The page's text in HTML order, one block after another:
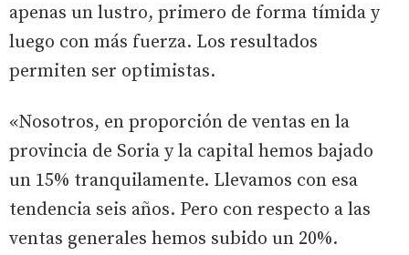
apenas un lustro, primero de forma tímida y
luego con más fuerza. Los resultados
permiten ser optimistas.
«Nosotros, en proporción de ventas en la
provincia de Soria y la capital hemos bajado
un 15% tranquilamente. Llevamos con esa
tendencia seis años. Pero con respecto a las
ventas generales hemos subido un 20%.